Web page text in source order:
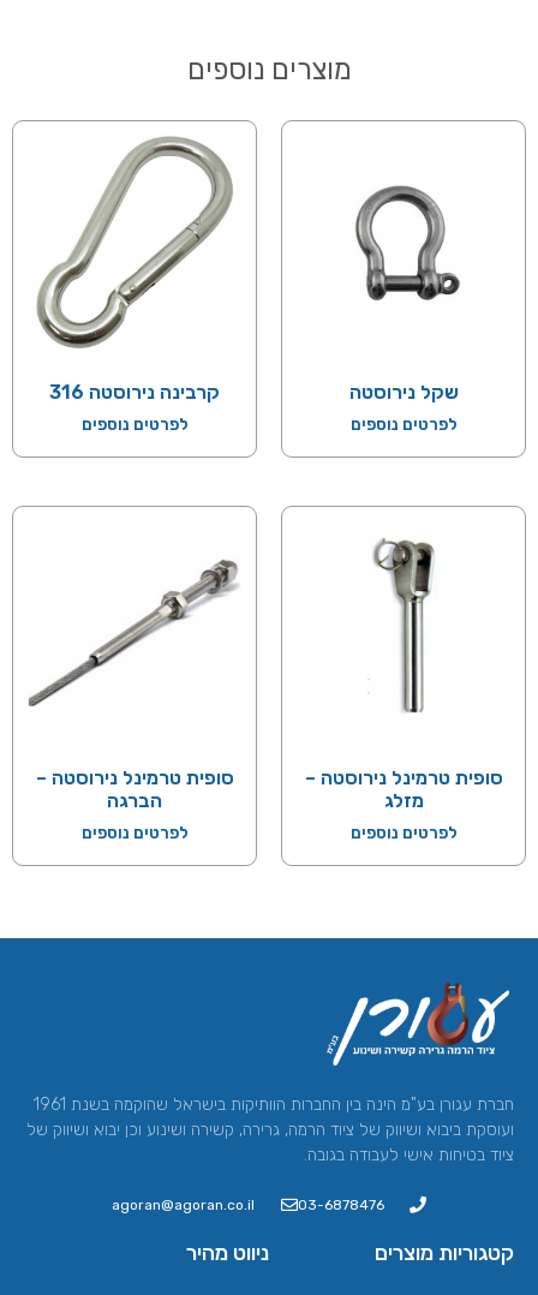
מוצרים נוספים
שקל נירוסטה
לפרטים נוספים
קרבינה נירוסטה 316
לפרטים נוספים
סופית טרמינל נירוסטה –
מזלג
לפרטים נוספים
סופית טרמינל נירוסטה –
הברגה
לפרטים נוספים
חברת עגורן בע"מ הינה בין החברות הוותיקות בישראל שהוקמה בשנת 1961
ועוסקת ביבוא ושיווק של ציוד הרמה, גרירה, קשירה ושינוע וכן יבוא ושיווק של
ציוד בטיחות אישי לעבודה בגובה.
03-6878476
agoran@agoran.co.il
קטגוריות מוצרים ניווט מהיר